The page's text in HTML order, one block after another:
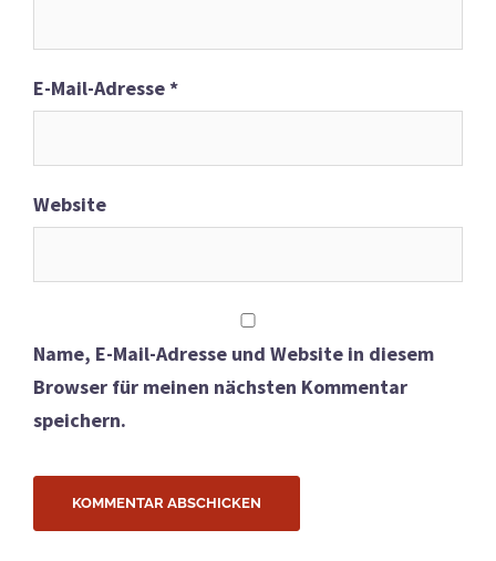
E-Mail-Adresse*
Website
Name, E-Mail-Adresse und Website in diesem
Browser für meinen nächsten Kommentar
speichern.